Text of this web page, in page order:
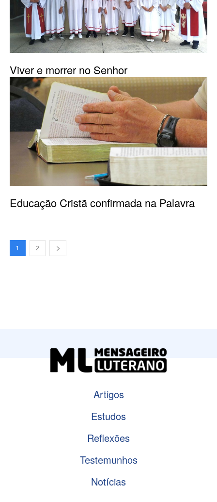
Viver e morrer no Senhor
Educação Cristã confirmada na Palavra
1 2
Artigos
Estudos
Reflexões
Testemunhos
Notícias